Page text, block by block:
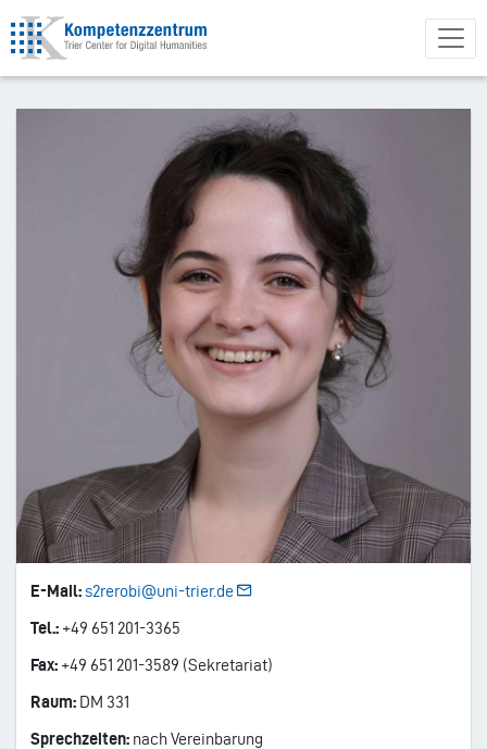
Direkt
zum
Inhalt
E-Mail: s2rerobi@uni-trier.de
Tel.:+49 651 201-3365
Fax:+49 651 201-3589 (Sekretariat)
Raum:DM 331
Sprechzeiten:nach Vereinbarung